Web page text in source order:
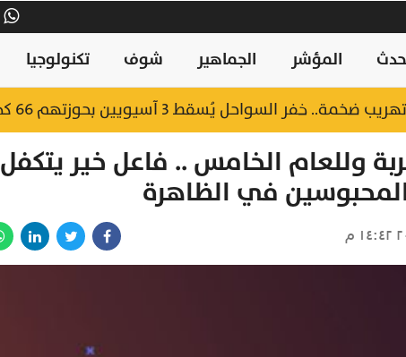
المؤشر الجماهير شوف تكنولوجيا
خفر السواحل يُسقط 3 آسيويين بحوزتهم 66 كجم من الكريستال
وللعام الخامس .. فاعل خير يتكفل
في الظاهرة